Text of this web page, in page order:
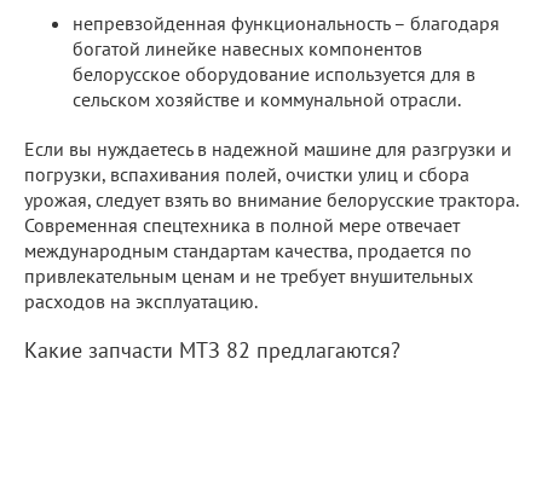
непревзойденная функциональность – благодаря
богатой линейке навесных компонентов
белорусское оборудование используется для в
сельском хозяйстве и коммунальной отрасли.
Если вы нуждаетесь в надежной машине для разгрузки и
погрузки, вспахивания полей, очистки улиц и сбора
урожая, следует взять во внимание белорусские трактора.
Современная спецтехника в полной мере отвечает
международным стандартам качества, продается по
привлекательным ценам и не требует внушительных
расходов на эксплуатацию.
Какие запчасти МТЗ 82 предлагаются?